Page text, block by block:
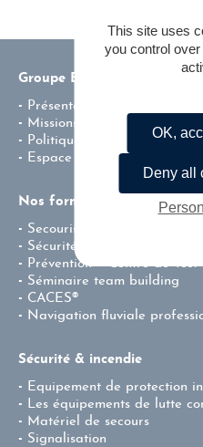
Groupe ENSI
Présentation
Missions & valeurs
Politique environnementale
Espace carrière
Nos formations
Secourisme
Sécurité incendie
Prévention – Centre de Test
Séminaire team building
CACES®
Navigation fluviale
Sécurité & incendie
Equipement de protection
Les équipements de lutte
Matériel de secours
Signalisation
This site uses
you control
OK,
Deny all